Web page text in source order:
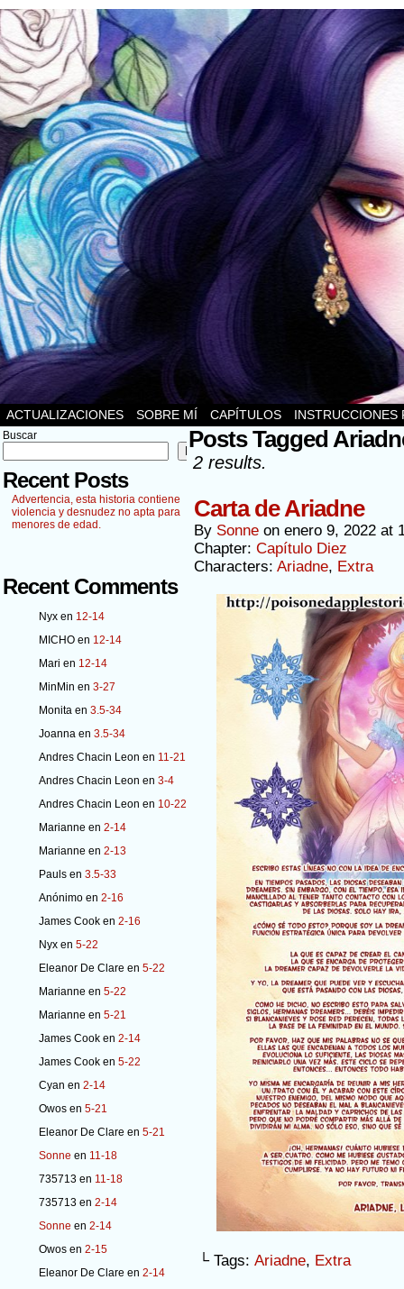
ACTUALIZACIONES SOBRE MÍ CAPÍTULOS INSTRUCCIONES
Buscar
Buscar
Recent Posts
Advertencia, esta historia contiene
violencia y desnudez no apta para
menores de edad.
Recent Comments
Nyx en 12-14
MICHO en 12-14
Mari en 12-14
MinMin en 3-27
Monita en 3.5-34
Joanna en 3.5-34
Andres Chacin Leon en 11-21
Andres Chacin Leon en 3-4
Andres Chacin Leon en 10-22
Marianne en 2-14
Marianne en 2-13
Pauls en 3.5-33
Anónimo en 2-16
James Cook en 2-16
Nyx en 5-22
Eleanor De Clare en 5-22
Marianne en 5-22
Marianne en 5-21
James Cook en 2-14
James Cook en 5-22
Cyan en 2-14
Owos en 5-21
Eleanor De Clare en 5-21
Sonne en 11-18
735713 en 11-18
735713 en 2-14
Sonne en 2-14
Owos en 2-15
Eleanor De Clare en 2-14
Posts Tagged
2 results.
Carta de Ariadne
By Sonne on enero 9, 2022 at
Chapter: Capítulo Diez
Characters: Ariadne, Extra
└ Tags: Ariadne, Extra